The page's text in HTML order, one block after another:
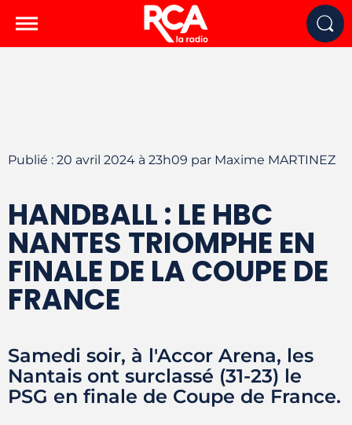
Publié : 20 avril 2024 à 23h09 par Maxime MARTINEZ
HANDBALL : LE HBC
NANTES TRIOMPHE EN
FINALE DE LA COUPE DE
FRANCE
Samedi soir, à l'Accor Arena, les
Nantais ont surclassé (31-23) le
PSG en finale de Coupe de France.